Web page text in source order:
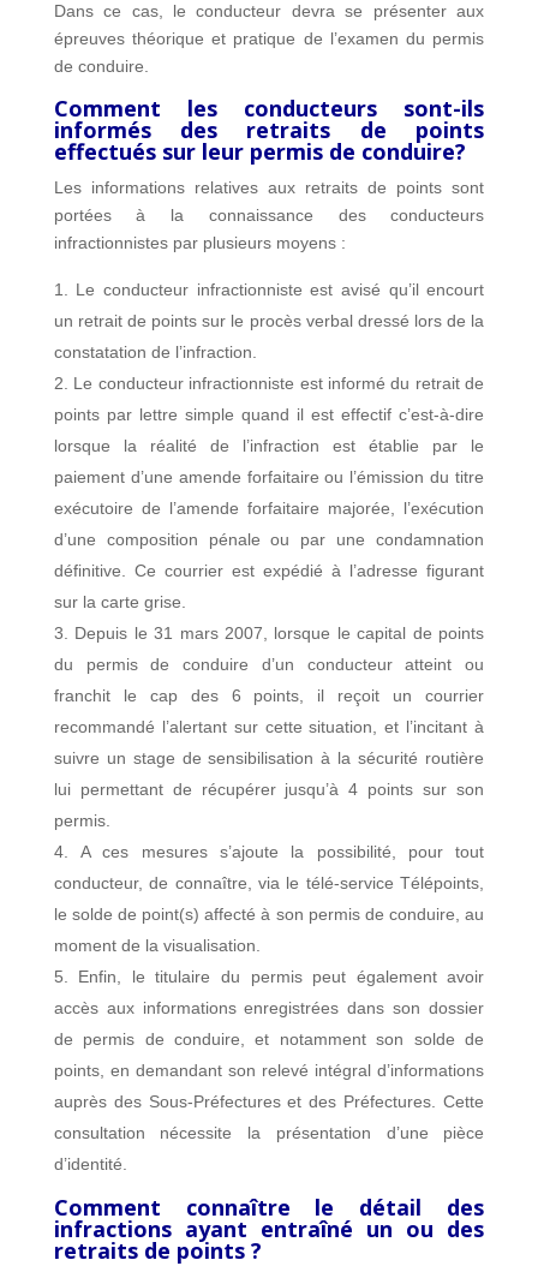
Dans ce cas, le conducteur devra se présenter aux
épreuves théorique et pratique de l’examen du permis
de conduire.
Comment les conducteurs sont-ils
informés des retraits de points
effectués sur leur permis de conduire?
Les informations relatives aux retraits de points sont
portées à la connaissance des conducteurs
infractionnistes par plusieurs moyens :
Le conducteur infractionniste est avisé qu’il encourt
un retrait de points sur le procès verbal dressé lors de la
constatation de l’infraction.
Le conducteur infractionniste est informé du retrait de
points par lettre simple quand il est effectif c’est-à-dire
lorsque la réalité de l’infraction est établie par le
paiement d’une amende forfaitaire ou l’émission du titre
exécutoire de l’amende forfaitaire majorée, l’exécution
d’une composition pénale ou par une condamnation
définitive. Ce courrier est expédié à l’adresse figurant
sur la carte grise.
Depuis le 31 mars 2007, lorsque le capital de points
du permis de conduire d’un conducteur atteint ou
franchit le cap des 6 points, il reçoit un courrier
recommandé l’alertant sur cette situation, et l’incitant à
suivre un stage de sensibilisation à la sécurité routière
lui permettant de récupérer jusqu’à 4 points sur son
permis.
A ces mesures s’ajoute la possibilité, pour tout
conducteur, de connaître, via le télé-service Télépoints,
le solde de point(s) affecté à son permis de conduire, au
moment de la visualisation.
Enfin, le titulaire du permis peut également avoir
accès aux informations enregistrées dans son dossier
de permis de conduire, et notamment son solde de
points, en demandant son relevé intégral d’informations
auprès des Sous-Préfectures et des Préfectures. Cette
consultation nécessite la présentation d’une pièce
d’identité.
Comment connaître le détail des
infractions ayant entraîné un ou des
retraits de points ?